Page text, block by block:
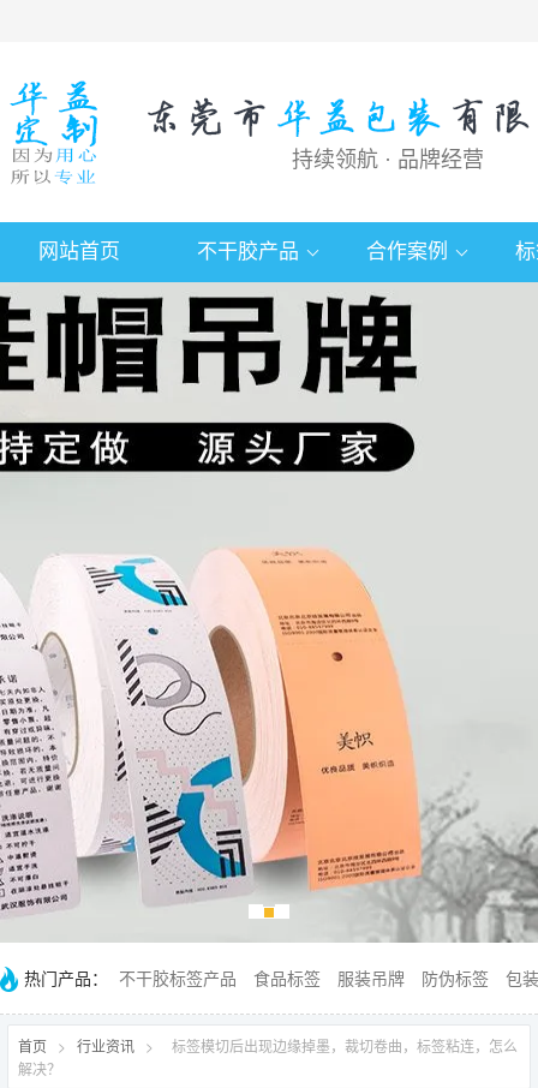
持续领航 · 品牌经营
网站首页 不干胶产品 合作案例
热门产品： 不干胶标签产品 食品标签 服装吊牌 防伪标签 包
首页 > 行业资讯 >
标签模切后出现边缘掉墨，裁切卷曲，标签粘连，怎么
解决？